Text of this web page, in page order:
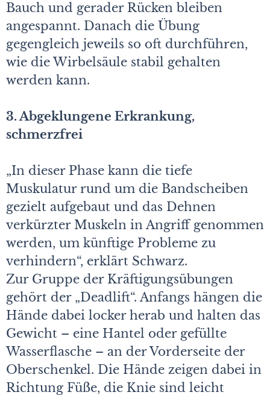
Bauch und gerader Rücken bleiben
angespannt. Danach die Übung
gegengleich jeweils so oft durchführen,
wie die Wirbelsäule stabil gehalten
werden kann.
3. Abgeklungene Erkrankung,
schmerzfrei
„In dieser Phase kann die tiefe
Muskulatur rund um die Bandscheiben
gezielt aufgebaut und das Dehnen
verkürzter Muskeln in Angriff genommen
werden, um künftige Probleme zu
verhindern“, erklärt Schwarz.
Zur Gruppe der Kräftigungsübungen
gehört der „Deadlift“. Anfangs hängen die
Hände dabei locker herab und halten das
Gewicht – eine Hantel oder gefüllte
Wasserflasche – an der Vorderseite der
Oberschenkel. Die Hände zeigen dabei in
Richtung Füße, die Knie sind leicht